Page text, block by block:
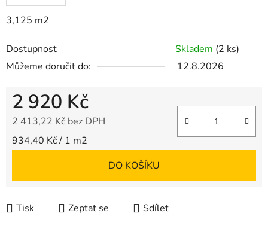
3,125 m2
Dostupnost Skladem (2 ks)
Můžeme doručit do:
12.8.2026
2 920 Kč
2 413,22 Kč bez DPH
Měrná cena:
934,40 Kč / 1 m2
DO KOŠÍKU
Tisk Zeptat se Sdílet